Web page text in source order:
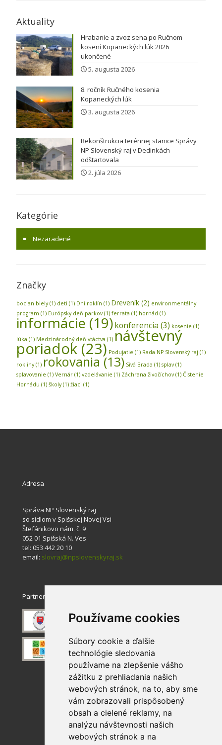
Používame cookies
Súbory cookie a ďalšie
technológie sledovania
používame na zlepšenie vášho
zážitku z prehliadania našich
webových stránok, na to, aby sme
vám zobrazovali prispôsobený
obsah a cielené reklamy, na
analýzu návštevnosti našich
webových stránok a na
Aktuality
Hrabanie a zvoz sena po Ručnom
kosení Kopaneckých lúk 2026
ukončené
5. augusta 2026
8. ročník Ručného kosenia
Kopaneckých lúk
3. augusta 2026
Rekonštrukcia terénnej stanice Správy
NP Slovenský raj v Dedinkách
odštartovala
2. júla 2026
Kategórie
Nezaradené
Značky
bocian biely(1) deti (1) Dni roklín (1) Dreveník (2) environmentálny
program (1) Európsky deň parkov(1) ferrata (1) hornád (1)
informácie (19)konferencia (3) kosenie (1)
lúka (1) Medzinárodný deň vtáctva (1) návštevný
poriadok (23) Podujatie (1) Rada NP Slovenský raj (1)
rokliny(1) rokovania (13) Sivá Brada (1) splav(1)
splavovanie (1) Vernár (1) vzdelávanie (1) Záchrana živočíchov(1) Čistenie
Hornádu (1) školy(1) žiaci (1)
Adresa
Správa NP Slovenský raj
so sídlom v Spišskej Novej Vsi
Štefánikovo nám. č. 9
052 01 Spišská N. Ves
tel: 053 442 20 10
email: slovraj@npslovenskyraj.sk
Partneri